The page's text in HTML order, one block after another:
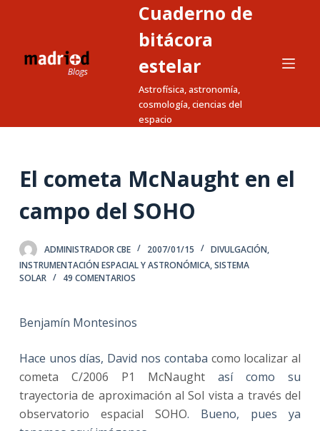
a
n
Cuaderno de
bitácora
estelar
Astrofísica, astronomía,
cosmología, ciencias del
espacio
El cometa McNaught en el
campo del SOHO
ADMINISTRADOR CBE 2007/01/15 DIVULGACIÓN,
INSTRUMENTACIÓN ESPACIAL Y ASTRONÓMICA,SISTEMA
SOLAR
49 COMENTARIOS
Benjamín Montesinos
Hace unos días, David nos contaba como localizar al
cometa C/2006 P1 McNaught así como su
trayectoria de aproximación al Sol vista a través del
observatorio espacial SOHO. Bueno, pues ya